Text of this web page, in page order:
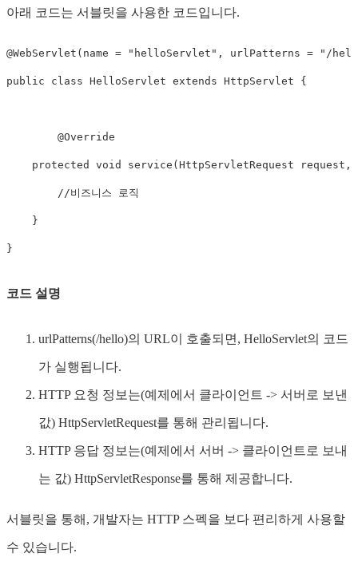
아래 코드는 서블릿을 사용한 코드입니다.
@WebServlet ( name = "helloServlet" , urlPatterns = "/
public class HelloServlet extends HttpServlet {
@Override
protected void service ( HttpServletRequest request ,
//비즈니스 로직
}
}
코드 설명
urlPatterns(/hello)의 URL이 호출되면, HelloServlet의 코드
가 실행됩니다.
HTTP 요청 정보는(예제에서 클라이언트 -> 서버로 보낸
값) HttpServletRequest를 통해 관리됩니다.
HTTP 응답 정보는(예제에서 서버 -> 클라이언트로 보내
는 값) HttpServletResponse를 통해 제공합니다.
서블릿을 통해, 개발자는 HTTP 스펙을 보다 편리하게 사용할
수 있습니다.